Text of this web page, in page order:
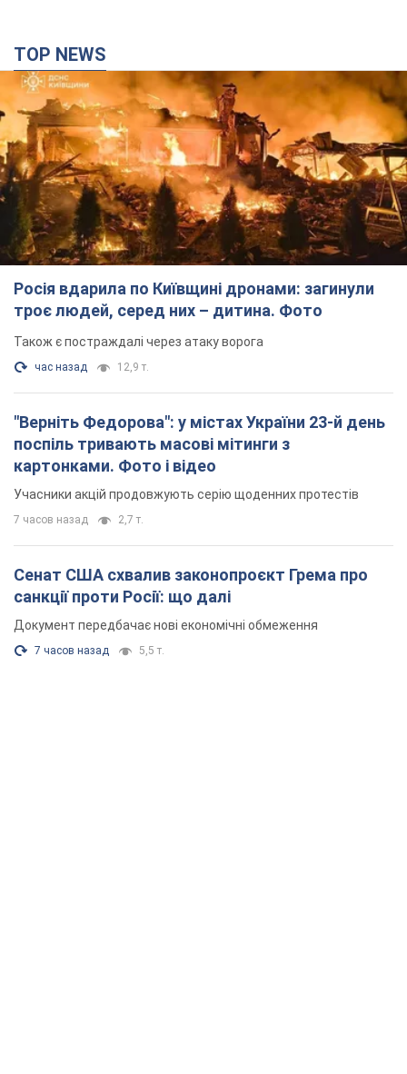
TOP NEWS
Росія вдарила по Київщині дронами: загинули
троє людей, серед них – дитина. Фото
Також є постраждалі через атаку ворога
час назад 12,9 т.
"Верніть Федорова": у містах України 23-й день
поспіль тривають масові мітинги з
картонками. Фото і відео
Учасники акцій продовжують серію щоденних протестів
7 часов назад 2,7 т.
Сенат США схвалив законопроєкт Грема про
санкції проти Росії: що далі
Документ передбачає нові економічні обмеження
7 часов назад 5,5 т.